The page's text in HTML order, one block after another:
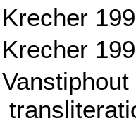
Krecher
Krecher